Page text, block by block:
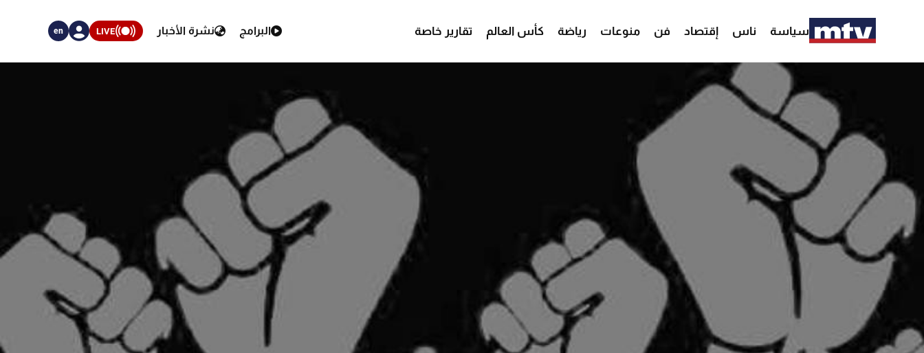
سياسة ناس إقتصاد فن منوعات رياضة كأس العالم تقارير خاصة البرامج نشرة الأخبار LIVE
en